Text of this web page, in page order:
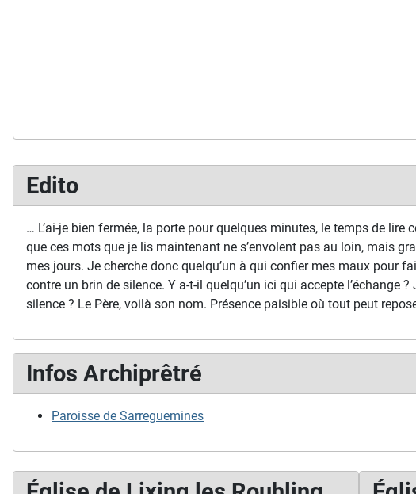
Edito
… L’ai-je bien fermée, la porte pour quelques minutes, le temps de lire
que ces mots que je lis maintenant ne s’envolent pas au loin, mais
mes jours. Je cherche donc quelqu’un à qui confier mes maux pour
contre un brin de silence. Y a-t-il quelqu’un ici qui accepte l’échange
silence ? Le Père, voilà son nom. Présence paisible où tout peut
Infos Archiprêtré
Paroisse de Sarreguemines